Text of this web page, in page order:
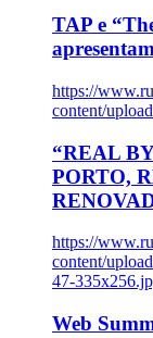
TAP e
https://
content/
“REAL
PORTO,
https://
content/
47-
Web